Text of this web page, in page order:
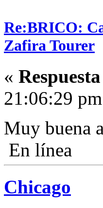
Re:BRICO:
Zafira Tourer
«
21:06:29
Muy buena
En línea
Chicago